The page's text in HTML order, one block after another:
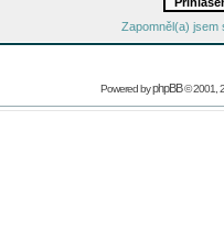
Zapomněl(a) jsem
Powered byphpBB© 2001,